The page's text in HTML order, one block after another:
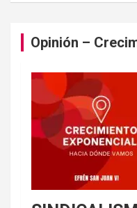
Opinión –